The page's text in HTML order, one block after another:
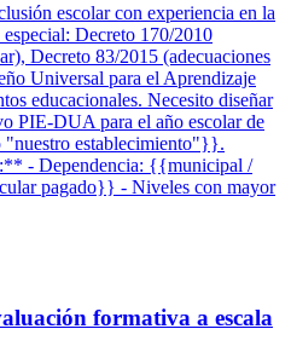
escolar con experiencia en la
Decreto 170/2010
Decreto 83/2015 (adecuaciones
Universal para el Aprendizaje
educacionales. Necesito diseñar
PIE-DUA para el año escolar de
establecimiento"}}.
- Dependencia: {{municipal /
pagado}} - Niveles con mayor
formativa a escala